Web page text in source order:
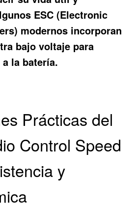
ESC (Electronic
modernos incorporan
bajo voltaje para
la batería.
Prácticas del
Control Speed
y